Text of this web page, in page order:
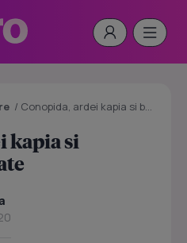
/ Conopida, ardei kapia si broccoli gratinate
kapia si